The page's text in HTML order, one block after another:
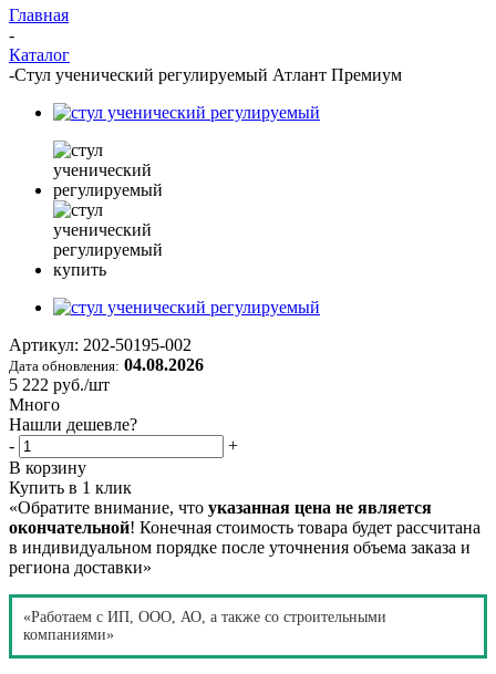
Главная
-
Каталог
-Стул ученический регулируемый Атлант Премиум
Артикул: 202-50195-002
Дата обновления: 04.08.2026
5 222 руб./шт
Много
Нашли дешевле?
-
+
В корзину
Купить в 1 клик
«Обратите внимание, что указанная цена не является
окончательной! Конечная стоимость товара будет рассчитана
в индивидуальном порядке после уточнения объема заказа и
региона доставки»
«Работаем с ИП, ООО, АО, а также со строительными
компаниями»